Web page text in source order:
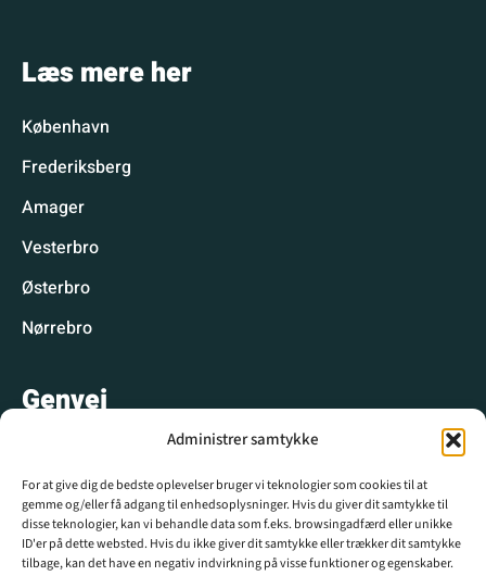
Administrer samtykke
For at give dig de bedste oplevelser bruger vi teknologier som cookies til at
gemme og/eller få adgang til enhedsoplysninger. Hvis du giver dit samtykke til
disse teknologier, kan vi behandle data som f.eks. browsingadfærd eller unikke
ID'er på dette websted. Hvis du ikke giver dit samtykke eller trækker dit samtykke
tilbage, kan det have en negativ indvirkning på visse funktioner og egenskaber.
Læs mere her
København
Frederiksberg
Amager
Vesterbro
Østerbro
Nørrebro
Genvej
Hyggelige spisesteder
Hyggelige aktiviteter
CPH WIKI